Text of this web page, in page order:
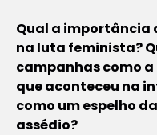
Qual a importância
na luta feminista?
campanhas como
que aconteceu na
como um espelho
assédio?